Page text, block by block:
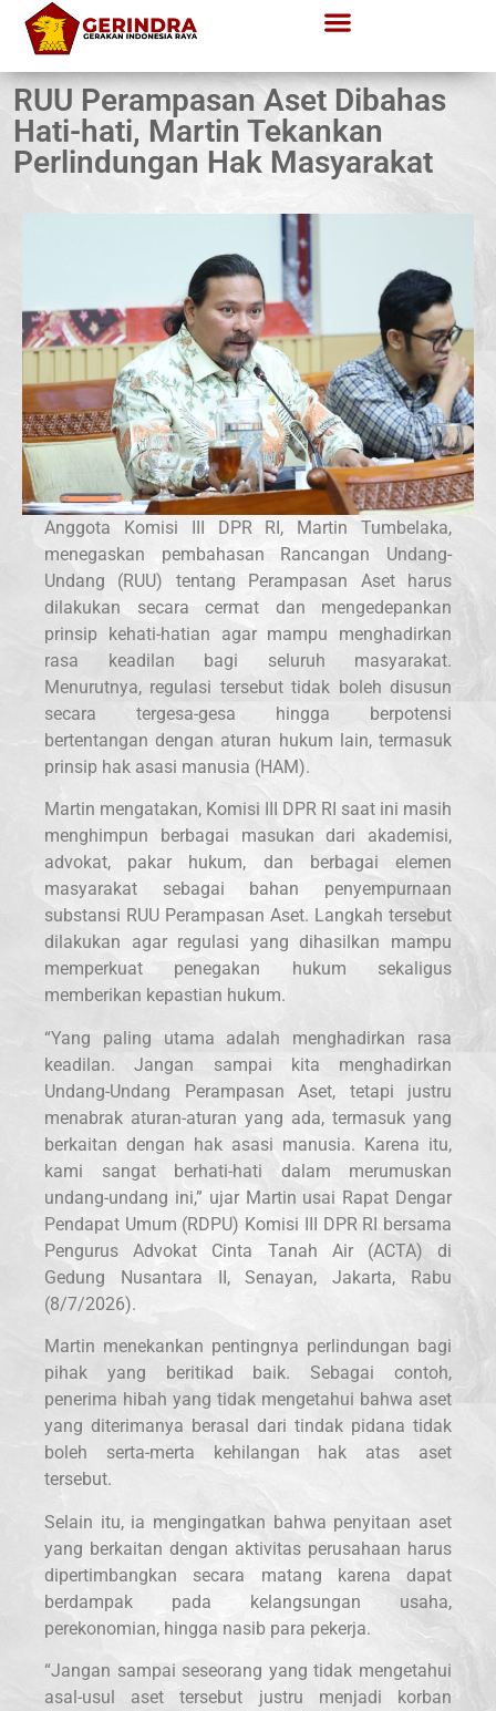
RUU Perampasan Aset Dibahas
Hati-hati, Martin Tekankan
Perlindungan Hak Masyarakat
Anggota Komisi III DPR RI, Martin Tumbelaka,
menegaskan pembahasan Rancangan Undang-
Undang (RUU) tentang Perampasan Aset harus
dilakukan secara cermat dan mengedepankan
prinsip kehati-hatian agar mampu menghadirkan
rasa keadilan bagi seluruh masyarakat.
Menurutnya, regulasi tersebut tidak boleh disusun
secara tergesa-gesa hingga berpotensi
bertentangan dengan aturan hukum lain, termasuk
prinsip hak asasi manusia (HAM).
Martin mengatakan, Komisi III DPR RI saat ini masih
menghimpun berbagai masukan dari akademisi,
advokat, pakar hukum, dan berbagai elemen
masyarakat sebagai bahan penyempurnaan
substansi RUU Perampasan Aset. Langkah tersebut
dilakukan agar regulasi yang dihasilkan mampu
memperkuat penegakan hukum sekaligus
memberikan kepastian hukum.
“Yang paling utama adalah menghadirkan rasa
keadilan. Jangan sampai kita menghadirkan
Undang-Undang Perampasan Aset, tetapi justru
menabrak aturan-aturan yang ada, termasuk yang
berkaitan dengan hak asasi manusia. Karena itu,
kami sangat berhati-hati dalam merumuskan
undang-undang ini,” ujar Martin usai Rapat Dengar
Pendapat Umum (RDPU) Komisi III DPR RI bersama
Pengurus Advokat Cinta Tanah Air (ACTA) di
Gedung Nusantara II, Senayan, Jakarta, Rabu
(8/7/2026).
Martin menekankan pentingnya perlindungan bagi
pihak yang beritikad baik. Sebagai contoh,
penerima hibah yang tidak mengetahui bahwa aset
yang diterimanya berasal dari tindak pidana tidak
boleh serta-merta kehilangan hak atas aset
tersebut.
Selain itu, ia mengingatkan bahwa penyitaan aset
yang berkaitan dengan aktivitas perusahaan harus
dipertimbangkan secara matang karena dapat
berdampak pada kelangsungan usaha,
perekonomian, hingga nasib para pekerja.
“Jangan sampai seseorang yang tidak mengetahui
asal-usul aset tersebut justru menjadi korban